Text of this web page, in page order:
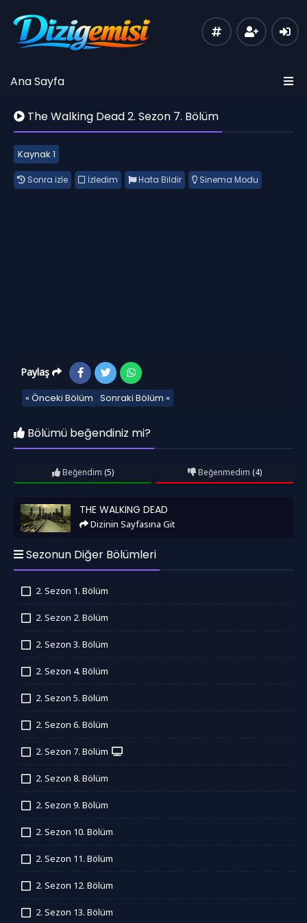
Ana Sayfa
The Walking Dead 2. Sezon 7. Bölüm
Kaynak 1
Sonra izle İzledim Hata Bildir Sinema Modu
Paylaş
« Önceki Bölüm Sonraki Bölüm »
Bölümü beğendiniz mi?
Beğendim (5) Beğenmedim (4)
The Walking DeadTHE WALKING DEAD
Dizinin Sayfasına Git
Sezonun Diğer Bölümleri
2. Sezon 1. Bölüm
2. Sezon 2. Bölüm
2. Sezon 3. Bölüm
2. Sezon 4. Bölüm
2. Sezon 5. Bölüm
2. Sezon 6. Bölüm
2. Sezon 7. Bölüm
2. Sezon 8. Bölüm
2. Sezon 9. Bölüm
2. Sezon 10. Bölüm
2. Sezon 11. Bölüm
2. Sezon 12. Bölüm
2. Sezon 13. Bölüm